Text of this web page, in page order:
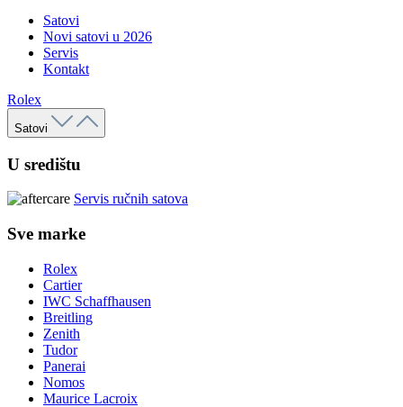
Satovi
Novi satovi u 2026
Servis
Kontakt
Rolex
Satovi
U središtu
Servis ručnih satova
Sve marke
Rolex
Cartier
IWC Schaffhausen
Breitling
Zenith
Tudor
Panerai
Nomos
Maurice Lacroix